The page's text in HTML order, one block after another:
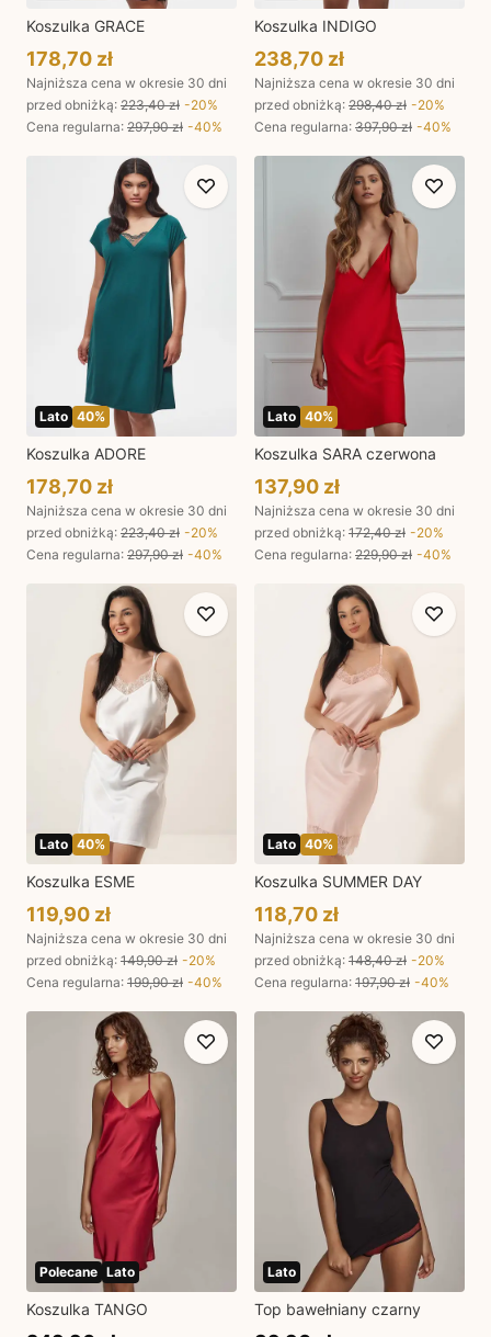
Koszulka GRACE
178,70 zł
Najniższa cena w okresie 30 dni
przed obniżką: 223,40 zł -20%
Cena regularna: 297,90 zł -40%
Koszulka INDIGO
238,70 zł
Najniższa cena w okresie 30 dni
przed obniżką: 298,40 zł -20%
Cena regularna: 397,90 zł -40%
Lato 40%
Koszulka ADORE
178,70 zł
Najniższa cena w okresie 30 dni
przed obniżką: 223,40 zł -20%
Cena regularna: 297,90 zł -40%
Lato 40%
Koszulka SARA czerwona
137,90 zł
Najniższa cena w okresie 30 dni
przed obniżką: 172,40 zł -20%
Cena regularna: 229,90 zł -40%
Lato 40%
Koszulka ESME
119,90 zł
Najniższa cena w okresie 30 dni
przed obniżką: 149,90 zł -20%
Cena regularna: 199,90 zł -40%
Lato 40%
Koszulka SUMMER DAY
118,70 zł
Najniższa cena w okresie 30 dni
przed obniżką: 148,40 zł -20%
Cena regularna: 197,90 zł -40%
Polecane Lato
Koszulka TANGO
Lato
Top bawełniany czarny